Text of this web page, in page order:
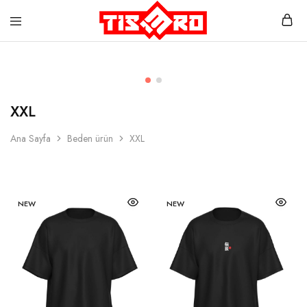
XXL
Ana Sayfa Beden ürün XXL
NEW NEW